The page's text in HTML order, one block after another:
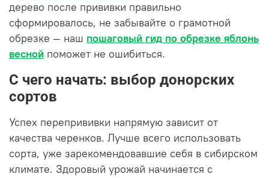
дерево после прививки правильно
сформировалось, не забывайте о грамотной
обрезке — наш пошаговый гид по обрезке яблонь
весной поможет не ошибиться.
С чего начать: выбор донорских
сортов
Успех перепрививки напрямую зависит от
качества черенков. Лучше всего использовать
сорта, уже зарекомендовавшие себя в сибирском
климате. Здоровый урожай начинается с